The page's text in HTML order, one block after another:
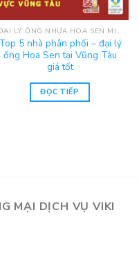
ĐẠI LÝ ỐNG NHỰA HOA SEN MIỀN NAM
Top 5 nhà phân phối – đại lý
ống Hoa Sen tại Vũng Tàu
giá tốt
ĐỌC TIẾP
MẠI DỊCH VỤ VIKI